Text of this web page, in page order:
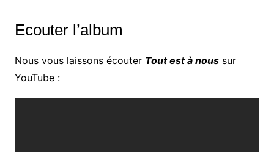
Ecouter l’album
Nous vous laissons écouter Tout est à noussur
YouTube :